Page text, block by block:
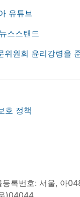
호 정책
등록번호: 서울, 아
)04044